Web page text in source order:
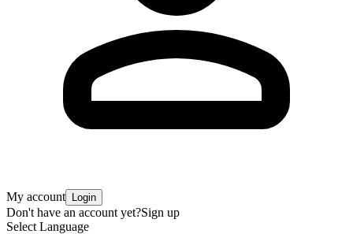
My account Login
Don't have an account yet?Sign up
Select Language